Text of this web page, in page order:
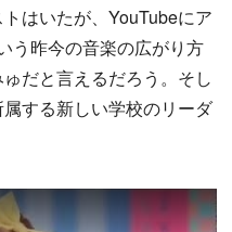
はいたが、YouTubeにア
う昨今の音楽の広がり方
だと言えるだろう。そし
する新しい学校のリーダ